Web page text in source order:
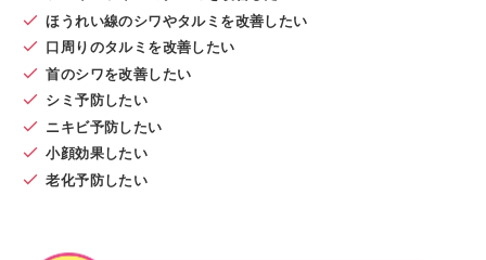
ほうれい線のシワやタルミを改善したい
口周りのタルミを改善したい
首のシワを改善したい
シミ予防したい
ニキビ予防したい
小顔効果したい
老化予防したい